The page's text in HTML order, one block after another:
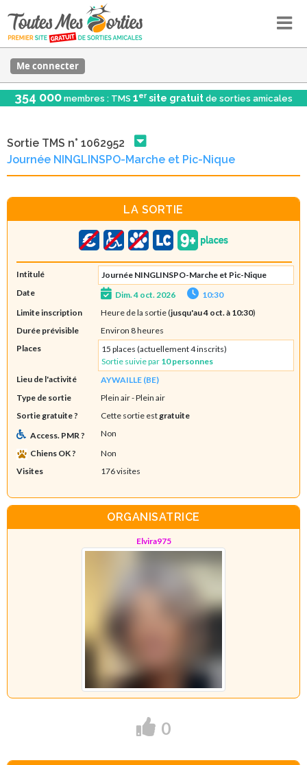
Me connecter
354 000 membres : TMS 1er site gratuit de sorties amicales
Sortie TMS n° 1062952
Journée NINGLINSPO-Marche et Pic-Nique
LA SORTIE
Intitulé
Journée NINGLINSPO-Marche et Pic-Nique
Date
Dim. 4 oct. 2026
10:30
Limite inscription
Heure de la sortie (jusqu'au 4 oct. à 10:30)
Durée prévisible
Environ 8 heures
Places
15 places (actuellement 4 inscrits)
Sortie suivie par 10 personnes
Lieu de l'activité
AYWAILLE (BE)
Type de sortie
Plein air- Plein air
Sortie gratuite ?
Cette sortie est gratuite
Access. PMR ?
Non
Chiens OK ?
Non
Visites
176 visites
ORGANISATRICE
Elvira975
0